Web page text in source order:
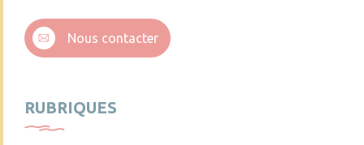
Nous contacter
RUBRIQUES